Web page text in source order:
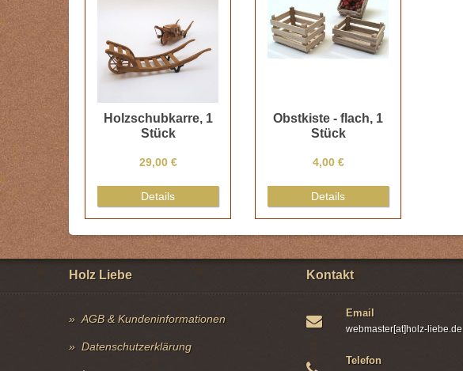
Holzschubkarre, 1
Stück
29,00 €
Details
Obstkiste - flach, 1
Stück
4,00 €
Details
Holz Liebe
AGB & Kundeninformationen
Datenschutzerklärung
Kontakt
Email
webmaster[at]holz-liebe.de
Telefon